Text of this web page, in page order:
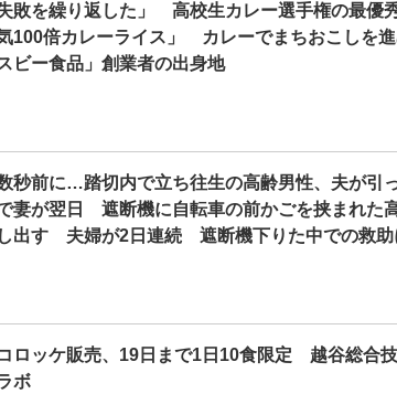
敗を繰り返した」 高校生カレー選手権の最優
気100倍カレーライス」 カレーでまちおこしを
ビー食品」創業者の出身地
秒前に…踏切内で立ち往生の高齢男性、夫が引
妻が翌日 遮断機に自転車の前かごを挟まれた
出す 夫婦が2日連続 遮断機下りた中での救助
ロッケ販売、19日まで1日10食限定 越谷総合技
ボ